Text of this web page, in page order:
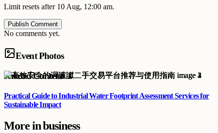
Limit resets after 10 Aug, 12:00 am.
Publish Comment
No comments yet.
Event Photos
Related Content
Practical Guide to Industrial Water Footprint Assessment Services for
Sustainable Impact
More inbusiness